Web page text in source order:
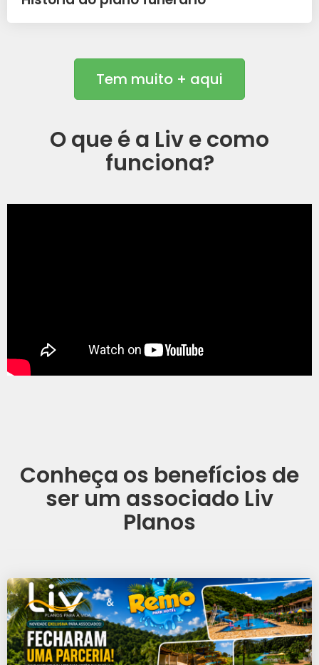
Tem muito + aqui
O que é a Liv e como
funciona?
Conheça os benefícios de
ser um associado Liv
Planos